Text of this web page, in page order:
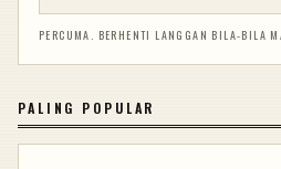
PERCUMA. BERHENTI LANGGAN BILA-BILA
PALING POPULAR